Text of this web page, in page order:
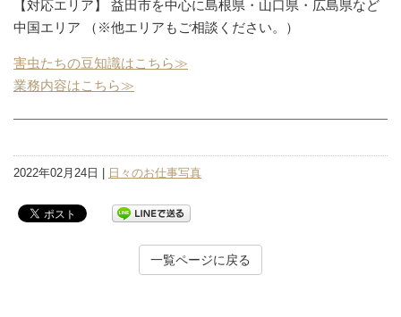
【対応エリア】 益田市を中心に島根県・山口県・広島県など
中国エリア （※他エリアもご相談ください。）
害虫たちの豆知識はこちら≫
業務内容はこちら≫
2022年02月24日 | 日々のお仕事写真
一覧ページに戻る